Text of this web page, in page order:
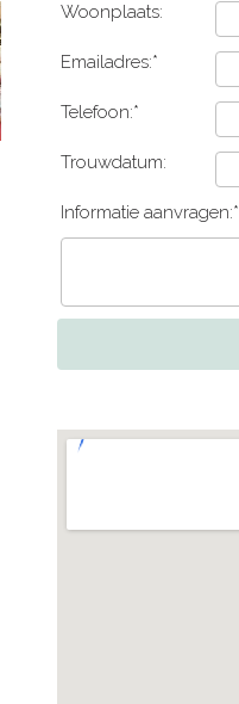
Woonplaats:
Emailadres:*
Telefoon:*
Trouwdatum:
Informatie aanvragen:*